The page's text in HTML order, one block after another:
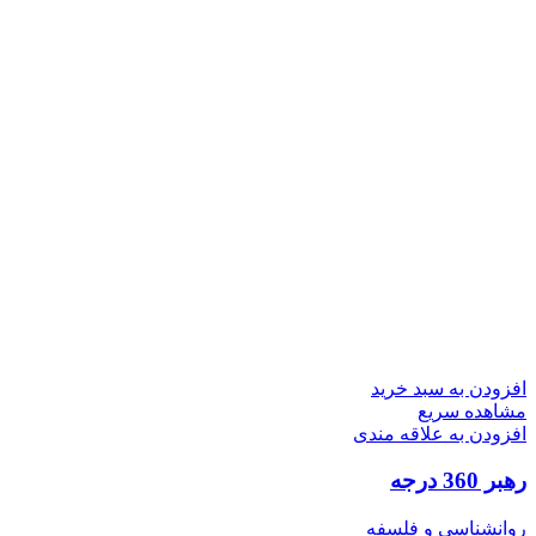
افزودن به سبد خرید
مشاهده سریع
افزودن به علاقه مندی
رهبر 360 درجه
روانشناسی و فلسفه